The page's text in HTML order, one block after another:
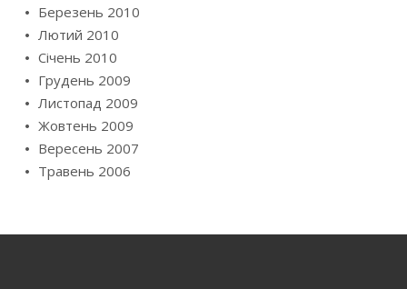
Березень 2010
Лютий 2010
Січень 2010
Грудень 2009
Листопад 2009
Жовтень 2009
Вересень 2007
Травень 2006